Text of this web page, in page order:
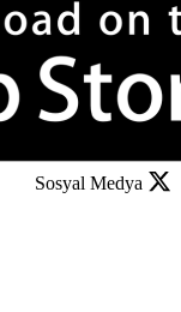
Sosyal Medya